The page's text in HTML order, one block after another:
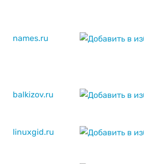
names.ru
balkizov.ru
linuxgid.ru